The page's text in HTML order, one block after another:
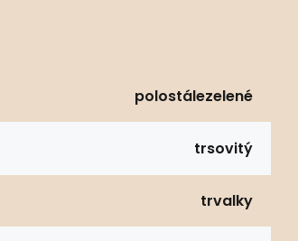
polostálezelené
trsovitý
trvalky